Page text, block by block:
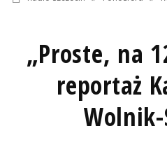
„Proste, na
reportaż